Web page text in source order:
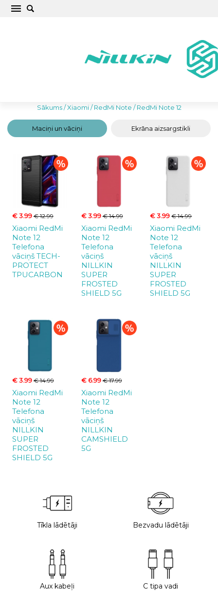
Sākums/Xiaomi/RedMi Note /RedMi Note 12
Maciņi un vāciņi Ekrāna aizsargstikli
€ 3.99€ 12.99
Xiaomi RedMi
Note 12
Telefona
vāciņš TECH-
PROTECT
TPUCARBON
€ 3.99€ 14.99
Xiaomi RedMi
Note 12
Telefona
vāciņš
NILLKIN
SUPER
FROSTED
SHIELD 5G
€ 3.99€ 14.99
Xiaomi RedMi
Note 12
Telefona
vāciņš
NILLKIN
SUPER
FROSTED
SHIELD 5G
€ 3.99€ 14.99
Xiaomi RedMi
Note 12
Telefona
vāciņš
NILLKIN
SUPER
FROSTED
SHIELD 5G
€ 6.99€ 17.99
Xiaomi RedMi
Note 12
Telefona
vāciņš
NILLKIN
CAMSHIELD
5G
Tīkla lādētāji Bezvadu lādētāji
Aux kabeļi C tipa vadi